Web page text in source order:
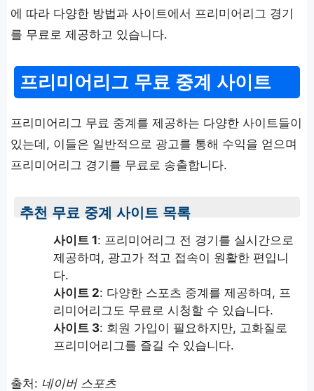
에 따라 다양한 방법과 사이트에서 프리미어리그 경기
를 무료로 제공하고 있습니다.
프리미어리그 무료 중계 사이트
프리미어리그 무료 중계를 제공하는 다양한 사이트들이
있는데, 이들은 일반적으로 광고를 통해 수익을 얻으며
프리미어리그 경기를 무료로 송출합니다.
추천 무료 중계 사이트 목록
사이트 1: 프리미어리그 전 경기를 실시간으로
제공하며, 광고가 적고 접속이 원활한 편입니
다.
사이트 2: 다양한 스포츠 중계를 제공하며, 프
리미어리그도 무료로 시청할 수 있습니다.
사이트 3: 회원 가입이 필요하지만, 고화질로
프리미어리그를 즐길 수 있습니다.
출처: 네이버 스포츠